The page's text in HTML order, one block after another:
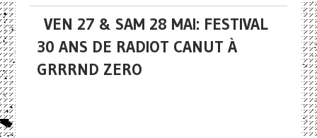
VEN 27 & SAM 28 MAI: FESTIVAL
30 ANS DE RADIOT CANUT À
GRRRND ZERO